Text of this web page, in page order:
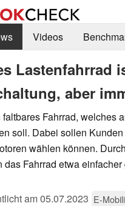
Videos
Lastenfahrrad
aber
Fahrrad, welches
soll. Dabei sollen
wählen können.
das Fahrrad etwa
am05.07.2023 E-